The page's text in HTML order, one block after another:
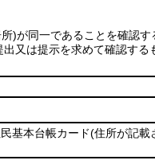
)が同一であることを確認
又は提示を求めて確認する
基本台帳カード(住所が記載